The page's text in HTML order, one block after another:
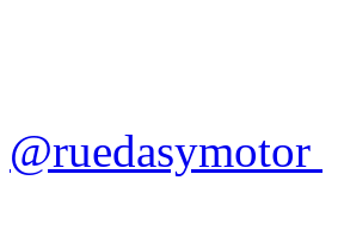
@ruedasymotor